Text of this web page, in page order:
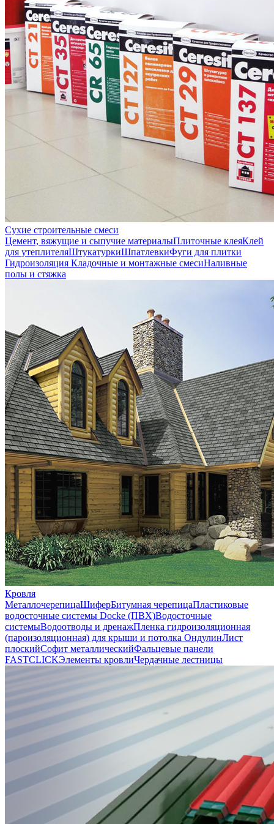
Сухие строительные смеси
Цемент, вяжущие и сыпучие материалыПлиточные клеяКлей
для утеплителяШтукатуркиШпатлевкиФуги для плитки
Гидроизоляция Кладочные и монтажные смесиНаливные
полы и стяжка
Кровля
МеталлочерепицаШиферБитумная черепицаПластиковые
водосточные системы Docke (ПВХ)Водосточные
системыВодоотводы и дренажПленка гидроизоляционная
(пароизоляционная) для крыши и потолка ОндулинЛист
плоскийСофит металлическийФальцевые панели
FASTCLICKЭлементы кровлиЧердачные лестницы